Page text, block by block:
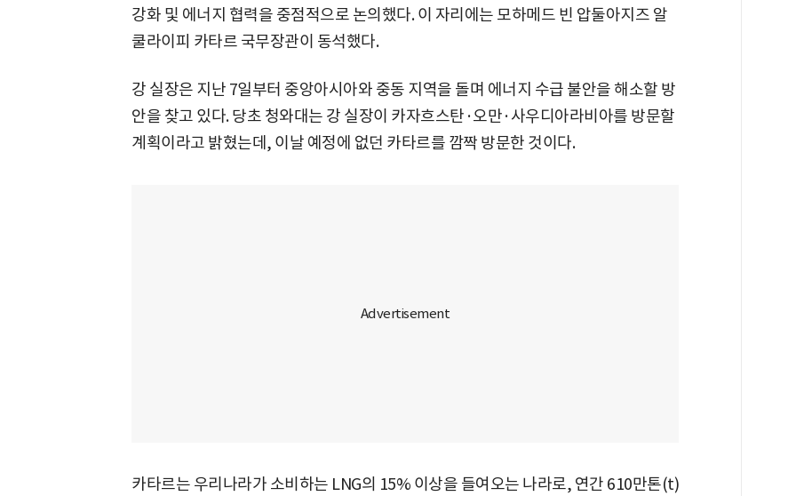
강화 및 에너지 협력을 중점적으로 논의했다. 이 자리에는 모하메드 빈 압둘아지즈 알
쿨라이피 카타르 국무장관이 동석했다.
강 실장은 지난 7일부터 중앙아시아와 중동 지역을 돌며 에너지 수급 불안을 해소할 방
안을 찾고 있다. 당초 청와대는 강 실장이 카자흐스탄·오만·사우디아라비아를 방문할
계획이라고 밝혔는데, 이날 예정에 없던 카타르를 깜짝 방문한 것이다.
카타르는 우리나라가 소비하는 LNG의 15% 이상을 들여오는 나라로, 연간 610만톤(t)